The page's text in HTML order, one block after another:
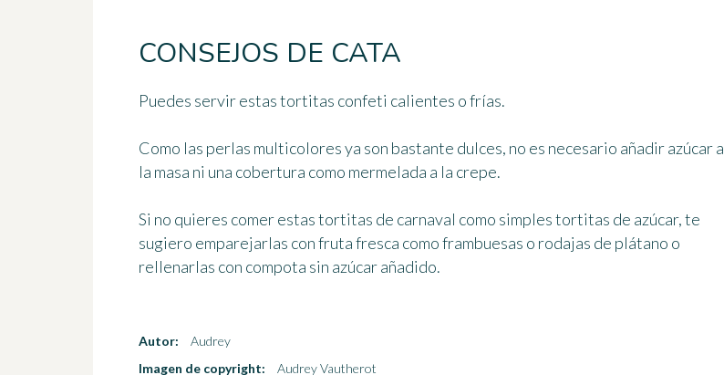
CONSEJOS DE CATA
Puedes servir estas tortitas confeti calientes o frías.
Como las perlas multicolores ya son bastante dulces, no es necesario añadir azúcar a
la masa ni una cobertura como mermelada a la crepe.
Si no quieres comer estas tortitas de carnaval como simples tortitas de azúcar, te
sugiero emparejarlas con fruta fresca como frambuesas o rodajas de plátano o
rellenarlas con compota sin azúcar añadido.
Autor:
Audrey
Imagen de copyright:
Audrey Vautherot